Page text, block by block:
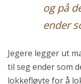
og på
ender
Jegere legger ut
til seg ender som
lokkefløyte for å